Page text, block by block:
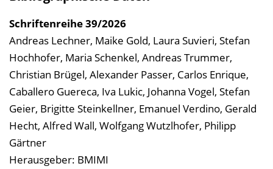
b
e
n
d
Schriftenreihe39/2026
Andreas Lechner, Maike Gold, Laura Suvieri, Stefan
Hochhofer, Maria Schenkel, Andreas Trummer,
Christian Brügel, Alexander Passer, Carlos Enrique,
Caballero Guereca, Iva Lukic, Johanna Vogel, Stefan
Geier, Brigitte Steinkellner, Emanuel Verdino, Gerald
Hecht, Alfred Wall, Wolfgang Wutzlhofer, Philipp
Gärtner
Herausgeber: BMIMI